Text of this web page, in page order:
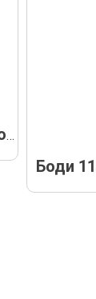
Боди 11482 (Белое)